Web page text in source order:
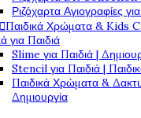
Ριζόχαρτα Αγιογραφίες
Παιδικά Χρώματα & Kids
για Παιδιά
Slime για Παιδιά |
Stencil για Παιδιά |
Παιδικά Χρώματα &
Δημιουργία